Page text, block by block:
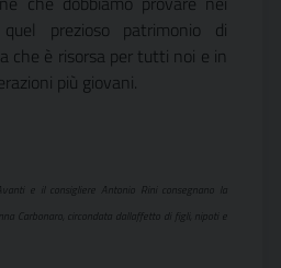
prezioso patrimonio di
che è risorsa per tutti noi e in
più giovani.
e il consigliere Antonio Rini consegnano la
Carbonaro, circondata dallaffetto di figli, nipoti e